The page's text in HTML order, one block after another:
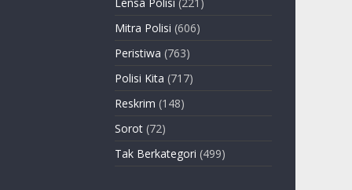
Mitra Polisi (606)
Peristiwa (763)
Polisi Kita (717)
Reskrim (148)
Sorot (72)
Tak Berkategori (499)